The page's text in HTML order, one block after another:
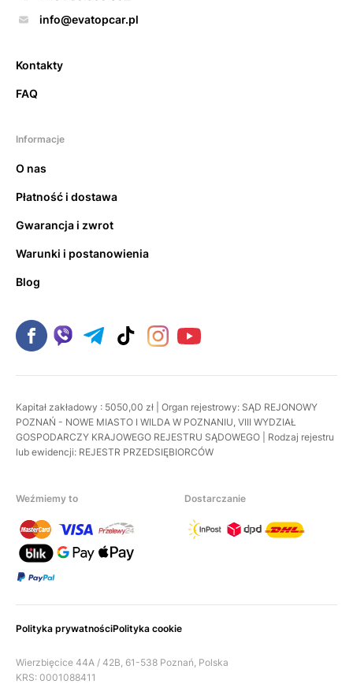
info@evatopcar.pl
Kontakty
FAQ
Informacje
O nas
Płatność i dostawa
Gwarancja i zwrot
Warunki i postanowienia
Blog
Kapitał zakładowy : 5050,00 zł | Organ rejestrowy: SĄD REJONOWY
POZNAŃ - NOWE MIASTO I WILDA W POZNANIU, VIII WYDZIAŁ
GOSPODARCZY KRAJOWEGO REJESTRU SĄDOWEGO | Rodzaj rejestru
lub ewidencji: REJESTR PRZEDSIĘBIORCÓW
Weźmiemy to Dostarczanie
Polityka prywatnościPolityka cookie
Wierzbięcice 44A / 42B, 61-538 Poznań, Polska
KRS: 0001088411